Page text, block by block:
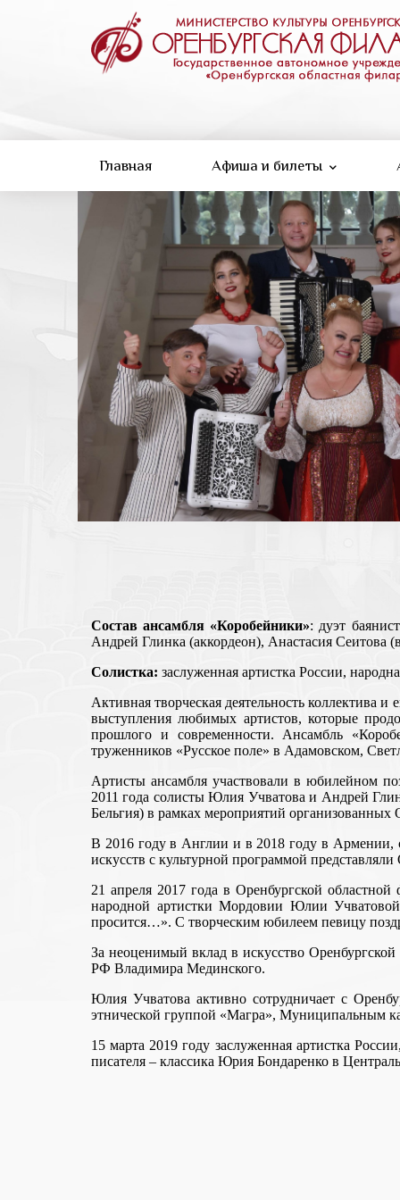
Главная Афиша и билеты
Состав ансамбля «Коробейники»: дуэт
Андрей Глинка (аккордеон), Анастасия Сеитова
Солистка: заслуженная артистка России,
Активная творческая деятельность коллектива
выступления любимых артистов, которые
прошлого и современности. Ансамбль
труженников «Русское поле» в Адамовском,
Артисты ансамбля участвовали в юбилейном
2011 года солисты Юлия Учватова и Андрей
Бельгия) в рамках мероприятий
В 2016 году в Англии и в 2018 году в Армении,
искусств с культурной программой
21 апреля 2017 года в Оренбургской
народной артистки Мордовии Юлии
просится…». С творческим юбилеем певицу
За неоценимый вклад в искусство
РФ Владимира Мединского.
Юлия Учватова активно сотрудничает с
этнической группой «Магра», Муниципальным
15 марта 2019 году заслуженная артистка
писателя – классика Юрия Бондаренко в